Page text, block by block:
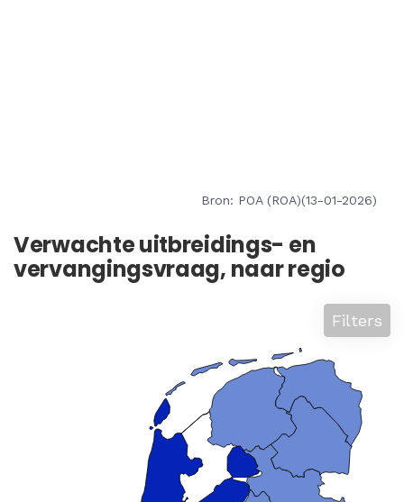
Bron: POA (ROA)(13-01-2026)
Verwachte uitbreidings- en
vervangingsvraag, naar regio
Filters